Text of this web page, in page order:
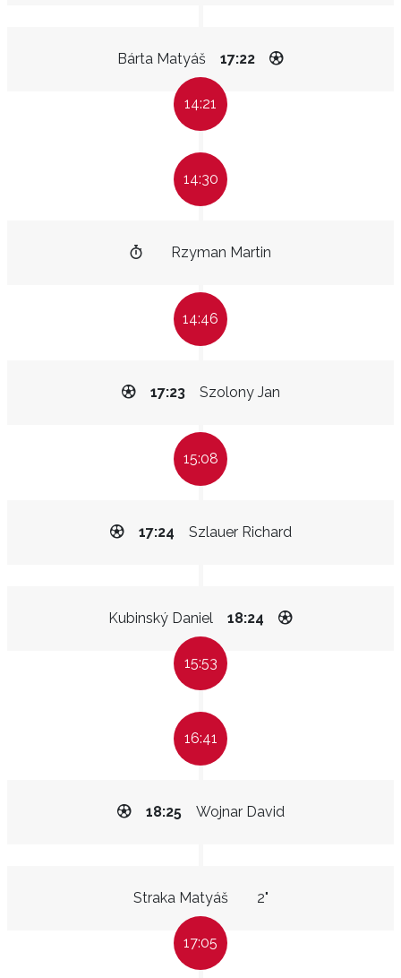
Bárta Matyáš 17:22
14:21
14:30
Rzyman Martin
14:46
Szolony Jan
17:23
15:08
Szlauer Richard
17:24
Kubinský Daniel 18:24
15:53
16:41
Wojnar David
18:25
Straka Matyáš 2"
17:05